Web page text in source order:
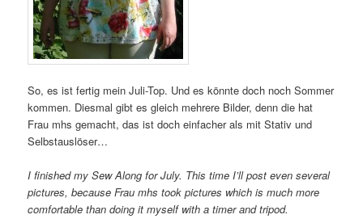
So, es ist fertig mein Juli-Top. Und es könnte doch noch Sommer
kommen. Diesmal gibt es gleich mehrere Bilder, denn die hat
Frau mhs gemacht, das ist doch einfacher als mit Stativ und
Selbstauslöser…
I finished my Sew Along for July. This time I’ll post even several
pictures, because Frau mhs took pictures which is much more
comfortable than doing it myself with a timer and tripod.